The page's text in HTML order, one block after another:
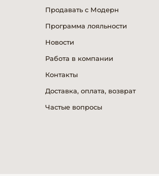
Продавать с Модерн
Программа лояльности
Новости
Работа в компании
Контакты
Доставка, оплата, возврат
Частые вопросы